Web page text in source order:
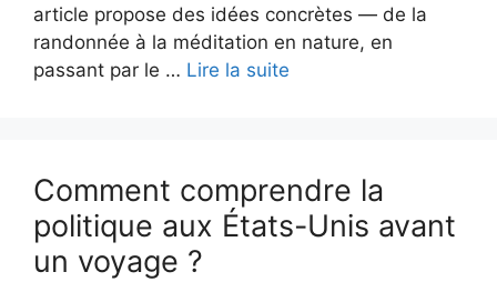
article propose des idées concrètes — de la
randonnée à la méditation en nature, en
passant par le … Lire la suite
Comment comprendre la
politique aux États-Unis avant
un voyage ?